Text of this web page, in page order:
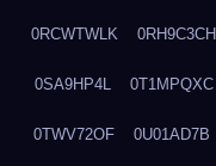
0RCWTWLK 0RH9C3CH
0SA9HP4L 0T1MPQXC
0TWV72OF 0U01AD7B